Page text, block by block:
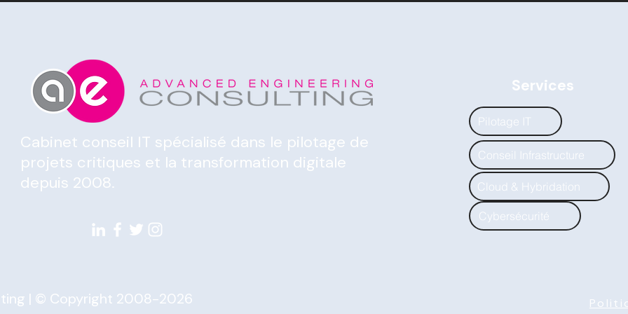
Cabinet conseil IT spécialisé dans le pilotage de
projets critiques et la transformation digitale
depuis 2008.
Services
Pilotage IT
Conseil Infrastructure
Cloud & Hybridation
Cybersécurité
| © Copyright 2008-2026